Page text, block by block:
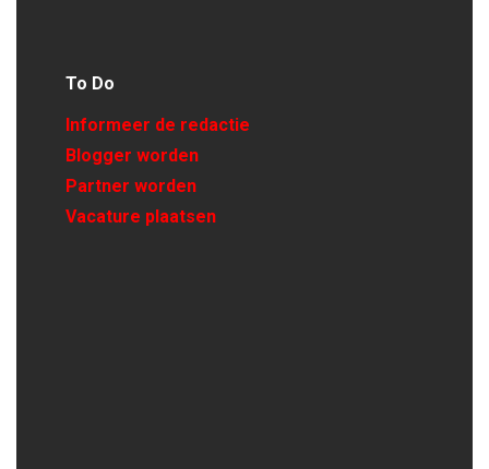
To Do
Informeer de redactie
Blogger worden
Partner worden
Vacature plaatsen